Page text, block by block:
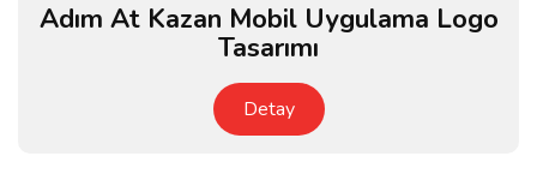
Adım At Kazan Mobil Uygulama Logo
Tasarımı
Detay